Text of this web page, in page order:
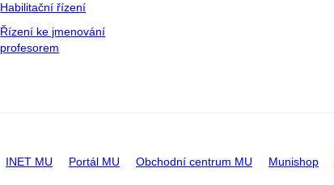
Habilitační řízení
Řízení ke jmenování
profesorem
INET MU Portál MU Obchodní centrum MU Munishop